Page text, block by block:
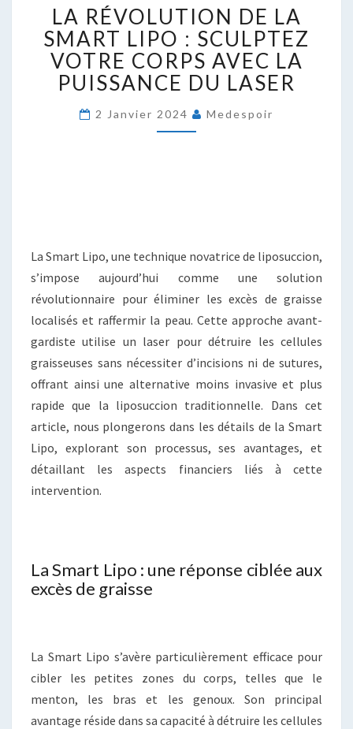
RÉVOLUTION
DE
LA
SMART
LIPO
SCULPTEZ
VOTRE
LA RÉVOLUTION DE LA
SMART LIPO : SCULPTEZ
VOTRE CORPS AVEC LA
PUISSANCE DU LASER
2 Janvier 2024 Medespoir
La Smart Lipo, une technique novatrice de liposuccion,
s’impose aujourd’hui comme une solution
révolutionnaire pour éliminer les excès de graisse
localisés et raffermir la peau. Cette approche avant-
gardiste utilise un laser pour détruire les cellules
graisseuses sans nécessiter d’incisions ni de sutures,
offrant ainsi une alternative moins invasive et plus
rapide que la liposuccion traditionnelle. Dans cet
article, nous plongerons dans les détails de la Smart
Lipo, explorant son processus, ses avantages, et
détaillant les aspects financiers liés à cette
intervention.
La Smart Lipo : une réponse ciblée aux
excès de graisse
La Smart Lipo s’avère particulièrement efficace pour
cibler les petites zones du corps, telles que le
menton, les bras et les genoux. Son principal
avantage réside dans sa capacité à détruire les cellules